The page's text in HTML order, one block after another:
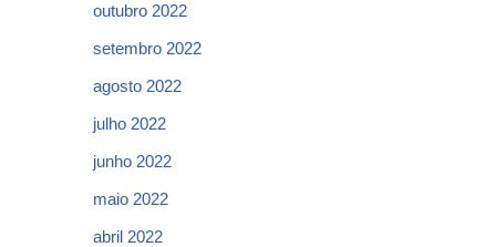
outubro 2022
setembro 2022
agosto 2022
julho 2022
junho 2022
maio 2022
abril 2022